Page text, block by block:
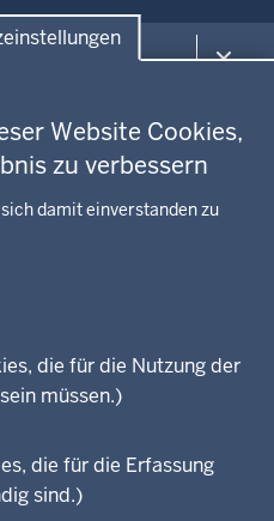
Website Cookies,
zu verbessern
damit einverstanden zu
die für die Nutzung der
müssen.)
die für die Erfassung
sind.)
Verkehr